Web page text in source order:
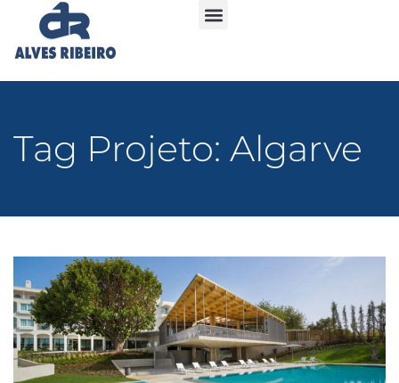
Tag Projeto: Algarve